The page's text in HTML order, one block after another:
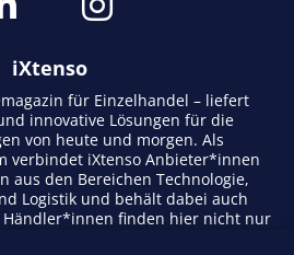
iXtenso
für Einzelhandel – liefert
innovative Lösungen für die
von heute und morgen. Als
verbindet iXtenso Anbieter*innen
aus den Bereichen Technologie,
Logistik und behält dabei auch
Händler*innen finden hier nicht nur